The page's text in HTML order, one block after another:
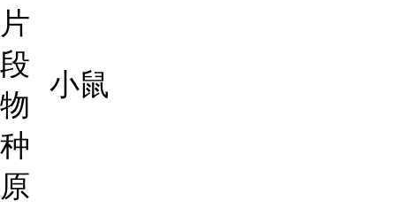
片
段
物
种
小鼠
原